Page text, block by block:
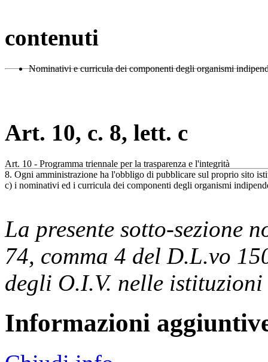
contenuti
Nominativi e curricula dei componenti degli organismi
Art. 10, c. 8, lett. c
Art. 10 - Programma triennale per la trasparenza e l'integrità
8. Ogni amministrazione ha l'obbligo di pubblicare sul proprio sito
c) i nominativi ed i curricula dei componenti degli organismi
La presente sotto-sezione
74, comma 4 del D.L.vo
degli O.I.V. nelle istituzioni
Informazioni